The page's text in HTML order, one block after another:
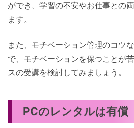
ができ、学習の不安やお仕事との
ます。
また、モチベーション管理のコツ
で、モチベーションを保つことが
スの受講を検討してみましょう。
PCのレンタルは有償